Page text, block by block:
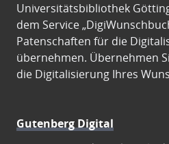
Universitätsbibliothek
dem Service
Patenschaften für die
übernehmen. Übernehmen
die Digitalisierung Ihres
Gutenberg Digital